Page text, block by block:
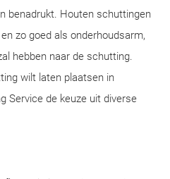
benadrukt. Houten schuttingen
zo goed als onderhoudsarm,
hebben naar de schutting.
wilt laten plaatsen in
Service de keuze uit diverse